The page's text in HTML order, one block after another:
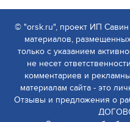
© "orsk.ru", проект ИП
материалов,
только с указанием
не несет
комментариев и
материалам сайта - это
Отзывы и предложения о